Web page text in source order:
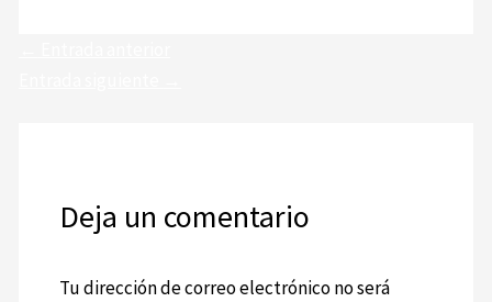
Deja un comentario
Tu dirección de correo electrónico no será